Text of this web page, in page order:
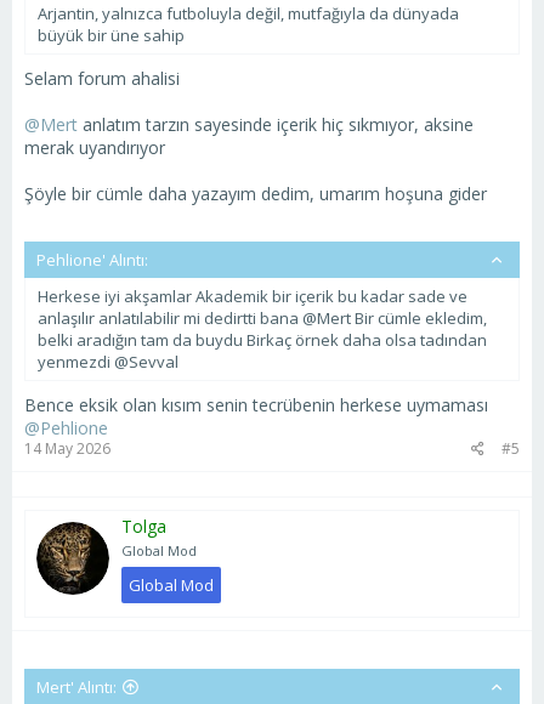
Arjantin, yalnızca futboluyla değil, mutfağıyla da dünyada
büyük bir üne sahip
Selam forum ahalisi
@Mert anlatım tarzın sayesinde içerik hiç sıkmıyor, aksine
merak uyandırıyor
Şöyle bir cümle daha yazayım dedim, umarım hoşuna gider
Pehlione' Alıntı:
Herkese iyi akşamlar Akademik bir içerik bu kadar sade ve
anlaşılır anlatılabilir mi dedirtti bana @Mert Bir cümle ekledim,
belki aradığın tam da buydu Birkaç örnek daha olsa tadından
yenmezdi @Sevval
Bence eksik olan kısım senin tecrübenin herkese uymaması
@Pehlione
14 May 2026 #5
Tolga
Global Mod
Global Mod
Mert' Alıntı: